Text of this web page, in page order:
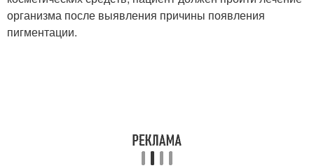
организма после выявления причины появления
пигментации.